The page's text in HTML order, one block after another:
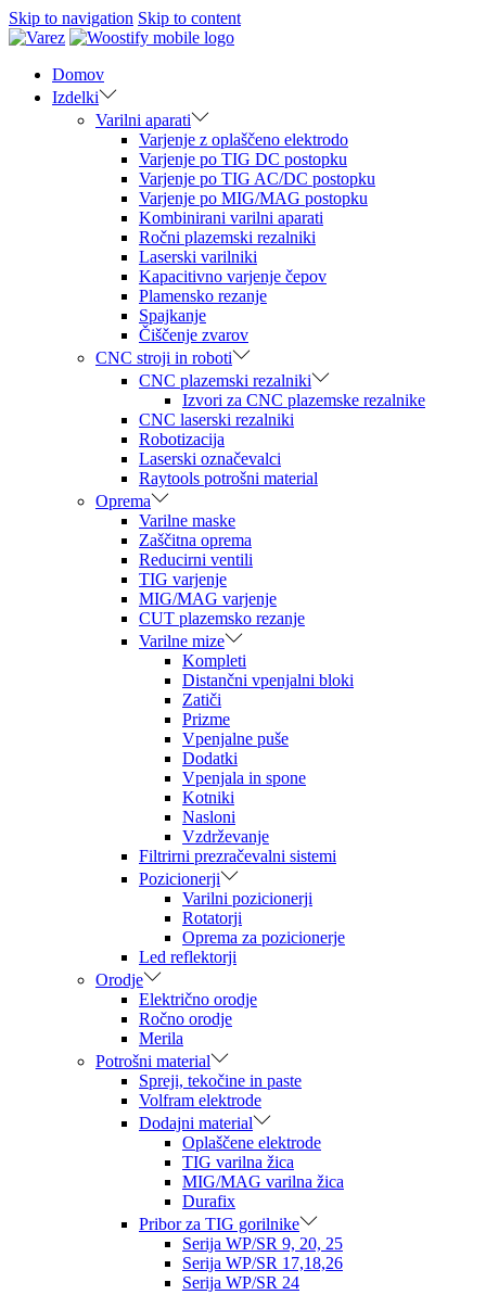
Skip to navigation Skip to content
Domov
Izdelki
Varilni aparati
Varjenje z oplaščeno elektrodo
Varjenje po TIG DC postopku
Varjenje po TIG AC/DC postopku
Varjenje po MIG/MAG postopku
Kombinirani varilni aparati
Ročni plazemski rezalniki
Laserski varilniki
Kapacitivno varjenje čepov
Plamensko rezanje
Spajkanje
Čiščenje zvarov
CNC stroji in roboti
CNC plazemski rezalniki
Izvori za CNC plazemske rezalnike
CNC laserski rezalniki
Robotizacija
Laserski označevalci
Raytools potrošni material
Oprema
Varilne maske
Zaščitna oprema
Reducirni ventili
TIG varjenje
MIG/MAG varjenje
CUT plazemsko rezanje
Varilne mize
Kompleti
Distančni vpenjalni bloki
Zatiči
Prizme
Vpenjalne puše
Dodatki
Vpenjala in spone
Kotniki
Nasloni
Vzdrževanje
Filtrirni prezračevalni sistemi
Pozicionerji
Varilni pozicionerji
Rotatorji
Oprema za pozicionerje
Led reflektorji
Orodje
Električno orodje
Ročno orodje
Merila
Potrošni material
Spreji, tekočine in paste
Volfram elektrode
Dodajni material
Oplaščene elektrode
TIG varilna žica
MIG/MAG varilna žica
Durafix
Pribor za TIG gorilnike
Serija WP/SR 9, 20, 25
Serija WP/SR 17,18,26
Serija WP/SR 24